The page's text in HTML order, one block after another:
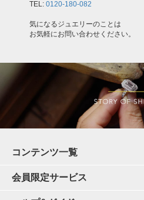
TEL: 0120-180-082
気になるジュエリーのことは
お気軽にお問い合わせください。
コンテンツ一覧
会員限定サービス